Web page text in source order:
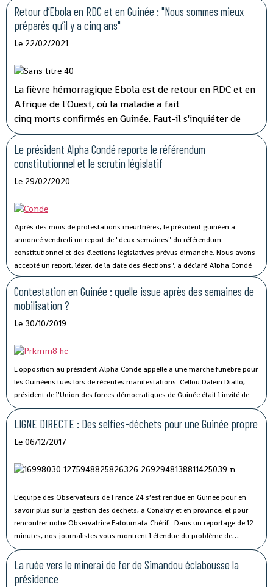
Retour d’Ebola en RDC et en Guinée : "Nous sommes mieux
préparés qu’il y a cinq ans"
Le 22/02/2021
La fièvre hémorragique Ebola est de retour en RDC et en
Afrique de l'Ouest, où la maladie a fait
cinq morts confirmés en Guinée. Faut-il s'inquiéter de
cette nouvelle flambée de cas ? Comment s'organise la
riposte des autorités ? Éléments de réponse avec John
Johnson, référent vaccination et réponse aux épidémies
pour Médecins Sans Frontières (MSF).
Le président Alpha Condé reporte le référendum
constitutionnel et le scrutin législatif
Le 29/02/2020
Après des mois de protestations meurtrières, le président guinéen a
annoncé vendredi un report de "deux semaines" du référendum
constitutionnel et des élections législatives prévus dimanche. Nous avons
accepté un report, léger, de la date des élections", a déclaré Alpha Condé
dans une intervention à la télévision nationale.
Contestation en Guinée : quelle issue après des semaines de
mobilisation ?
Le 30/10/2019
L'opposition au président Alpha Condé appelle à une marche funèbre pour
les Guinéens tués lors de récentes manifestations. Cellou Dalein Diallo,
président de l'Union des forces démocratiques de Guinée était l'invité de
France 24.
LIGNE DIRECTE : Des selfies-déchets pour une Guinée propre
Le 06/12/2017
L’équipe des Observateurs de France 24 s’est rendue en Guinée pour en
savoir plus sur la gestion des déchets, à Conakry et en province, et pour
rencontrer notre Observatrice Fatoumata Chérif. Dans un reportage de 12
minutes, nos journalistes vous montrent l'étendue du problème de
salubrité publique, mais surtout les solutions portées par la jeunesse.
La ruée vers le minerai de fer de Simandou éclabousse la
présidence